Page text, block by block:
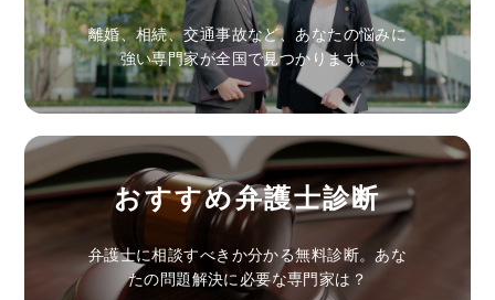
離婚、相続、交通事故など、あなたの悩みに
強い専門家が全国で見つかります。
おすすめ弁護士診断
弁護士に相談すべきか分かる無料診断。あな
たの問題解決に必要な専門家は？